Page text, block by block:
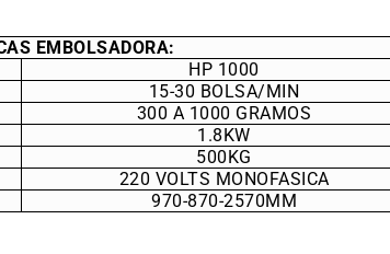
EMBOLSADORA:
HP 1000
15-30 BOLSA/MIN
300 A 1000 GRAMOS
1.8KW
500KG
220 VOLTS MONOFASICA
970-870-2570MM